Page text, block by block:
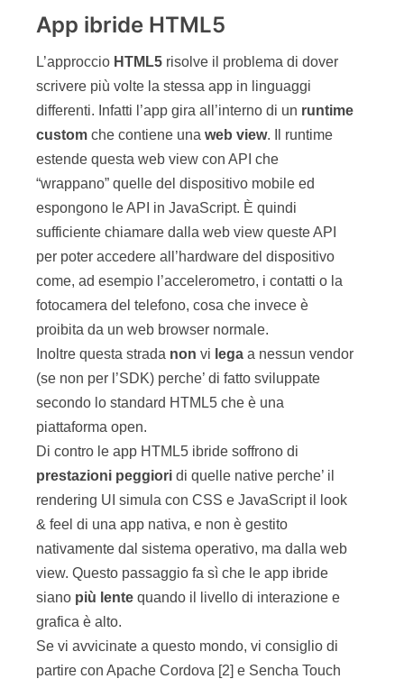
App ibride HTML5
L’approccio HTML5 risolve il problema di dover
scrivere più volte la stessa app in linguaggi
differenti. Infatti l’app gira all’interno di un runtime
custom che contiene una web view. Il runtime
estende questa web view con API che
“wrappano” quelle del dispositivo mobile ed
espongono le API in JavaScript. È quindi
sufficiente chiamare dalla web view queste API
per poter accedere all’hardware del dispositivo
come, ad esempio l’accelerometro, i contatti o la
fotocamera del telefono, cosa che invece è
proibita da un web browser normale.
Inoltre questa strada non vi lega a nessun vendor
(se non per l’SDK) perche’ di fatto sviluppate
secondo lo standard HTML5 che è una
piattaforma open.
Di contro le app HTML5 ibride soffrono di
prestazioni peggiori di quelle native perche’ il
rendering UI simula con CSS e JavaScript il look
& feel di una app nativa, e non è gestito
nativamente dal sistema operativo, ma dalla web
view. Questo passaggio fa sì che le app ibride
siano più lente quando il livello di interazione e
grafica è alto.
Se vi avvicinate a questo mondo, vi consiglio di
partire con Apache Cordova [2] e Sencha Touch